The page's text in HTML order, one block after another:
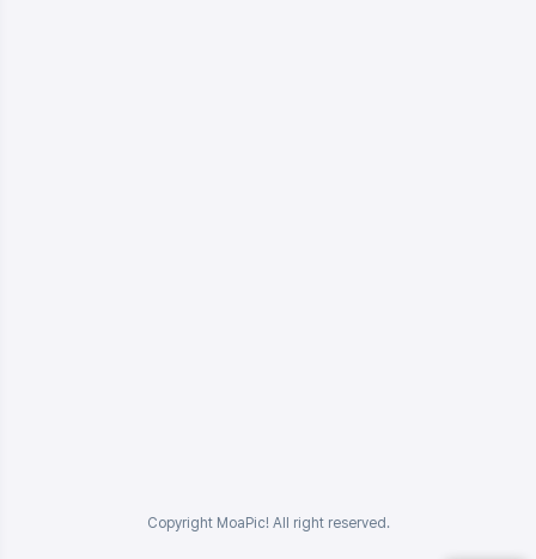
Copyright MoaPic! All right reserved.